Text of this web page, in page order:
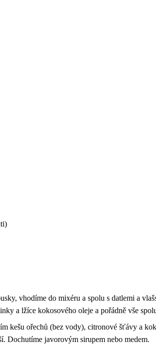
vhodíme do mixéru a spolu s datlemi a
a lžíce kokosového oleje a pořádně vše
kešu ořechů (bez vody), citronové šťávy a
Dochutíme javorovým sirupem nebo medem.